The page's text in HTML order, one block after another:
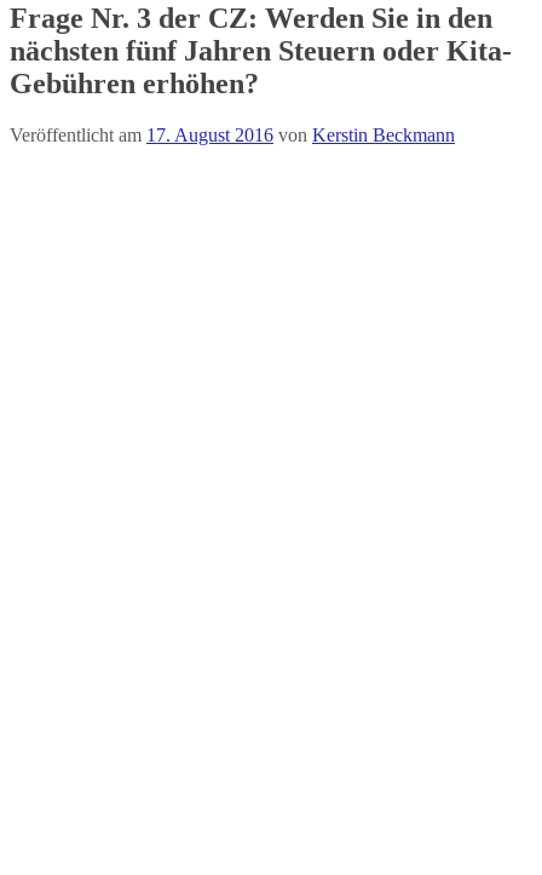
Frage Nr. 3 der CZ: Werden Sie in den
nächsten fünf Jahren Steuern oder Kita-
Gebühren erhöhen?
Veröffentlicht am 17. August 2016 von Kerstin Beckmann